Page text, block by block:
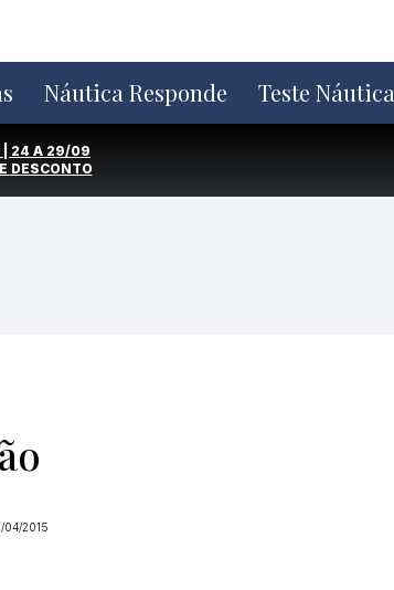
Náutica Responde Teste Náutica
| 24 A 29/09
DESCONTO
04/2015